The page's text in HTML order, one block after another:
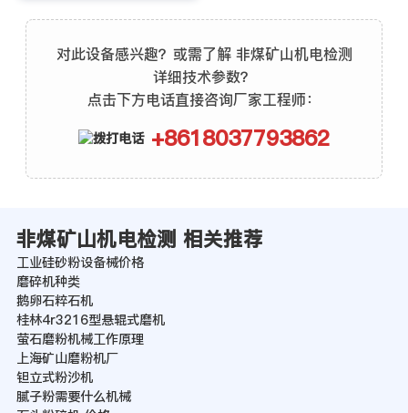
对此设备感兴趣？或需了解 非煤矿山机电检测
详细技术参数？
点击下方电话直接咨询厂家工程师：
+8618037793862
非煤矿山机电检测 相关推荐
工业硅砂粉设备械价格
磨碎机种类
鹅卵石粹石机
桂林4r3216型悬辊式磨机
萤石磨粉机械工作原理
上海矿山磨粉机厂
钽立式粉沙机
腻子粉需要什么机械